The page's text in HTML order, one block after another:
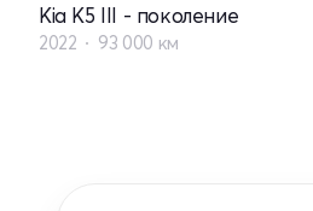
Kia K5 III - поколение
2022 93 000 км